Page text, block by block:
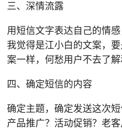
三、深情流露
用短信文字表达自己的情
我觉得是江小白的文案，
案一样，何愁用户不去了解
四、确定短信的内容
确定主题，确定发送这次
产品推广？活动促销？老客